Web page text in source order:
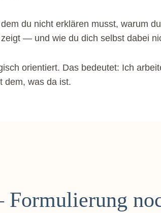
du nicht erklären musst, warum
— und wie du dich selbst dabei
orientiert. Das bedeutet: Ich
dem, was da ist.